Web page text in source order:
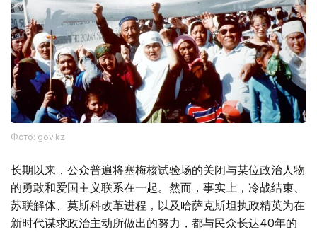
Фото: gov.kz
长期以来，公众普遍将塞梅核试验场的关闭与某位政治人物
的勇敢和爱国主义联系在一起。然而，事实上，冷战结束、
苏联解体、莫斯科改革进程，以及哈萨克斯坦执政精英为在
新时代谋求政治主动所做出的努力，都与民众长达40年的